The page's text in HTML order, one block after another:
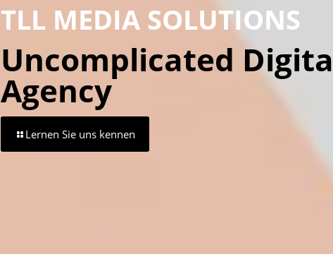
TLL MEDIA SOLUTIONS
Uncomplicated
Agency
Lernen Sie uns kennen